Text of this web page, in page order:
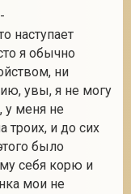
наступает
я обычно
ни
увы, я не могу
у меня не
троих, и до сих
было
себя корю и
мои не